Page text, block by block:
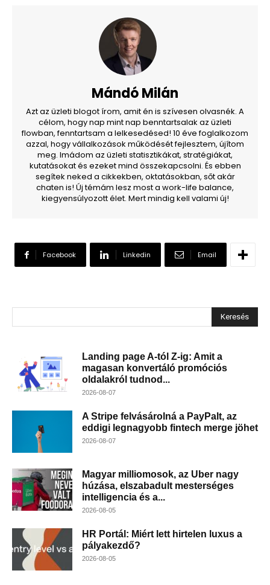
Mándó Milán
Azt az üzleti blogot írom, amit én is szívesen olvasnék. A
célom, hogy nap mint nap benntartsalak az üzleti
flowban, fenntartsam a lelkesedésed! 10 éve foglalkozom
azzal, hogy vállalkozások működését fejlesztem, újítom
meg. Imádom az üzleti statisztikákat, stratégiákat,
kutatásokat és ezeket mind összekapcsolni. És ebben
segítek neked a cikkekben, oktatásokban, sőt akár
chaten is! Új témám lesz most a work-life balance,
kiegyensúlyozott élet. Mert mindig kell valami új!
Facebook Linkedin Email
Keresés
Landing page A-tól Z-ig: Amit a
magasan konvertáló promóciós
oldalakról tudnod...
2026-08-07
A Stripe felvásárolná a PayPalt, az
eddigi legnagyobb fintech merge jöhet
2026-08-07
Magyar milliomosok, az Uber nagy
húzása, elszabadult mesterséges
intelligencia és a...
2026-08-05
HR Portál: Miért lett hirtelen luxus a
pályakezdő?
2026-08-05